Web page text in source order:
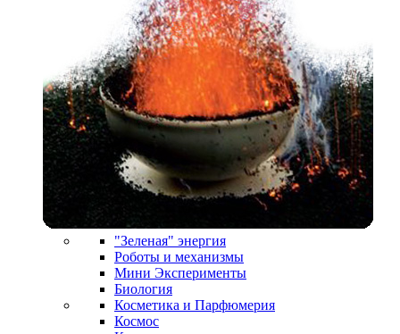
"Зеленая" энергия
Роботы и механизмы
Мини Эксперименты
Биология
Косметика и Парфюмерия
Космос